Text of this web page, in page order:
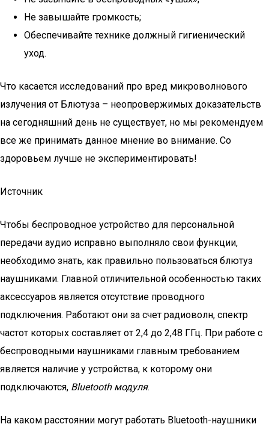
Не завышайте громкость;
Обеспечивайте технике должный гигиенический
уход.
Что касается исследований про вред микроволнового
излучения от Блютуза – неопровержимых доказательств
на сегодняшний день не существует, но мы рекомендуем
все же принимать данное мнение во внимание. Со
здоровьем лучше не экспериментировать!
Источник
Чтобы беспроводное устройство для персональной
передачи аудио исправно выполняло свои функции,
необходимо знать, как правильно пользоваться блютуз
наушниками. Главной отличительной особенностью таких
аксессуаров является отсутствие проводного
подключения. Работают они за счет радиоволн, спектр
частот которых составляет от 2,4 до 2,48 ГГц. При работе с
беспроводными наушниками главным требованием
является наличие у устройства, к которому они
подключаются, Bluetoothмодуля.
На каком расстоянии могут работать Bluetooth-наушники